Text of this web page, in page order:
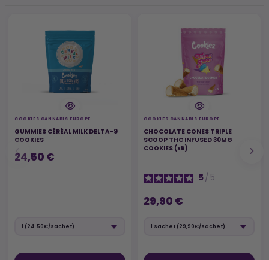
COOKIES CANNABIS EUROPE
GUMMIES CÉRÉAL MILK DELTA-9
COOKIES
24,50 €
COOKIES CANNABIS EUROPE
CHOCOLATE CONES TRIPLE
SCOOP THC INFUSED 30MG
COOKIES (x5)
5/ 5
29,90 €